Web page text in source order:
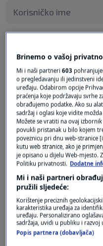
Brinemo o vašoj
Mi i naši partneri603
o pregledavanju ili jedinstveni
uređaju. Odabirom opcije
praćenja koje podržavaju svrhe
obrađujemo podatke. Ako su
sadržaj i oglasi koje vidite
Možete se vratiti na ovaj
povukli pristanak u bilo kojem
poveznicu pri dnu web-stranice
kutu web stranice, ako je
je opisano u dijelu Web-mjesto.
Politiku privatnosti. Dodatne
Mi i naši partneri
pružili sljedeće:
Korištenje preciznih
karakteristika uređaja za
uređaju. Personalizirano
sadržaja, uvidi u publiku i razvoj
Popis partnera (dobavljača)